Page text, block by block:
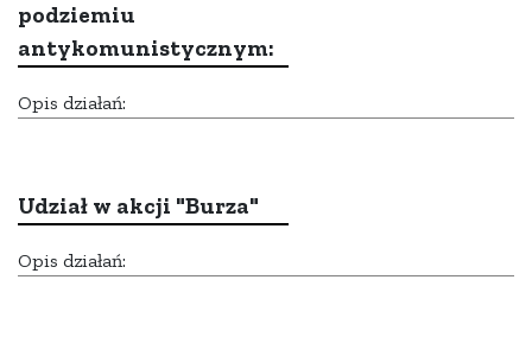
podziemiu
antykomunistycznym:
Opis działań:
Udział w akcji "Burza"
Opis działań: